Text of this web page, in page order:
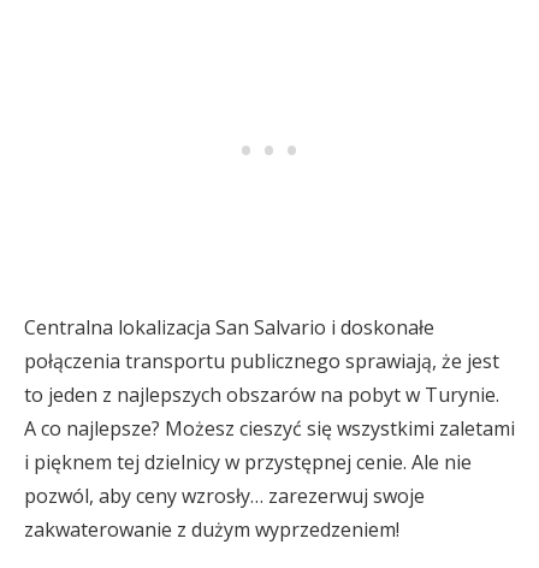
Centralna lokalizacja San Salvario i doskonałe
połączenia transportu publicznego sprawiają, że jest
to jeden z najlepszych obszarów na pobyt w Turynie.
A co najlepsze? Możesz cieszyć się wszystkimi zaletami
i pięknem tej dzielnicy w przystępnej cenie. Ale nie
pozwól, aby ceny wzrosły… zarezerwuj swoje
zakwaterowanie z dużym wyprzedzeniem!